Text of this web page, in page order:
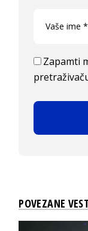
Zapamti
POVEZANE